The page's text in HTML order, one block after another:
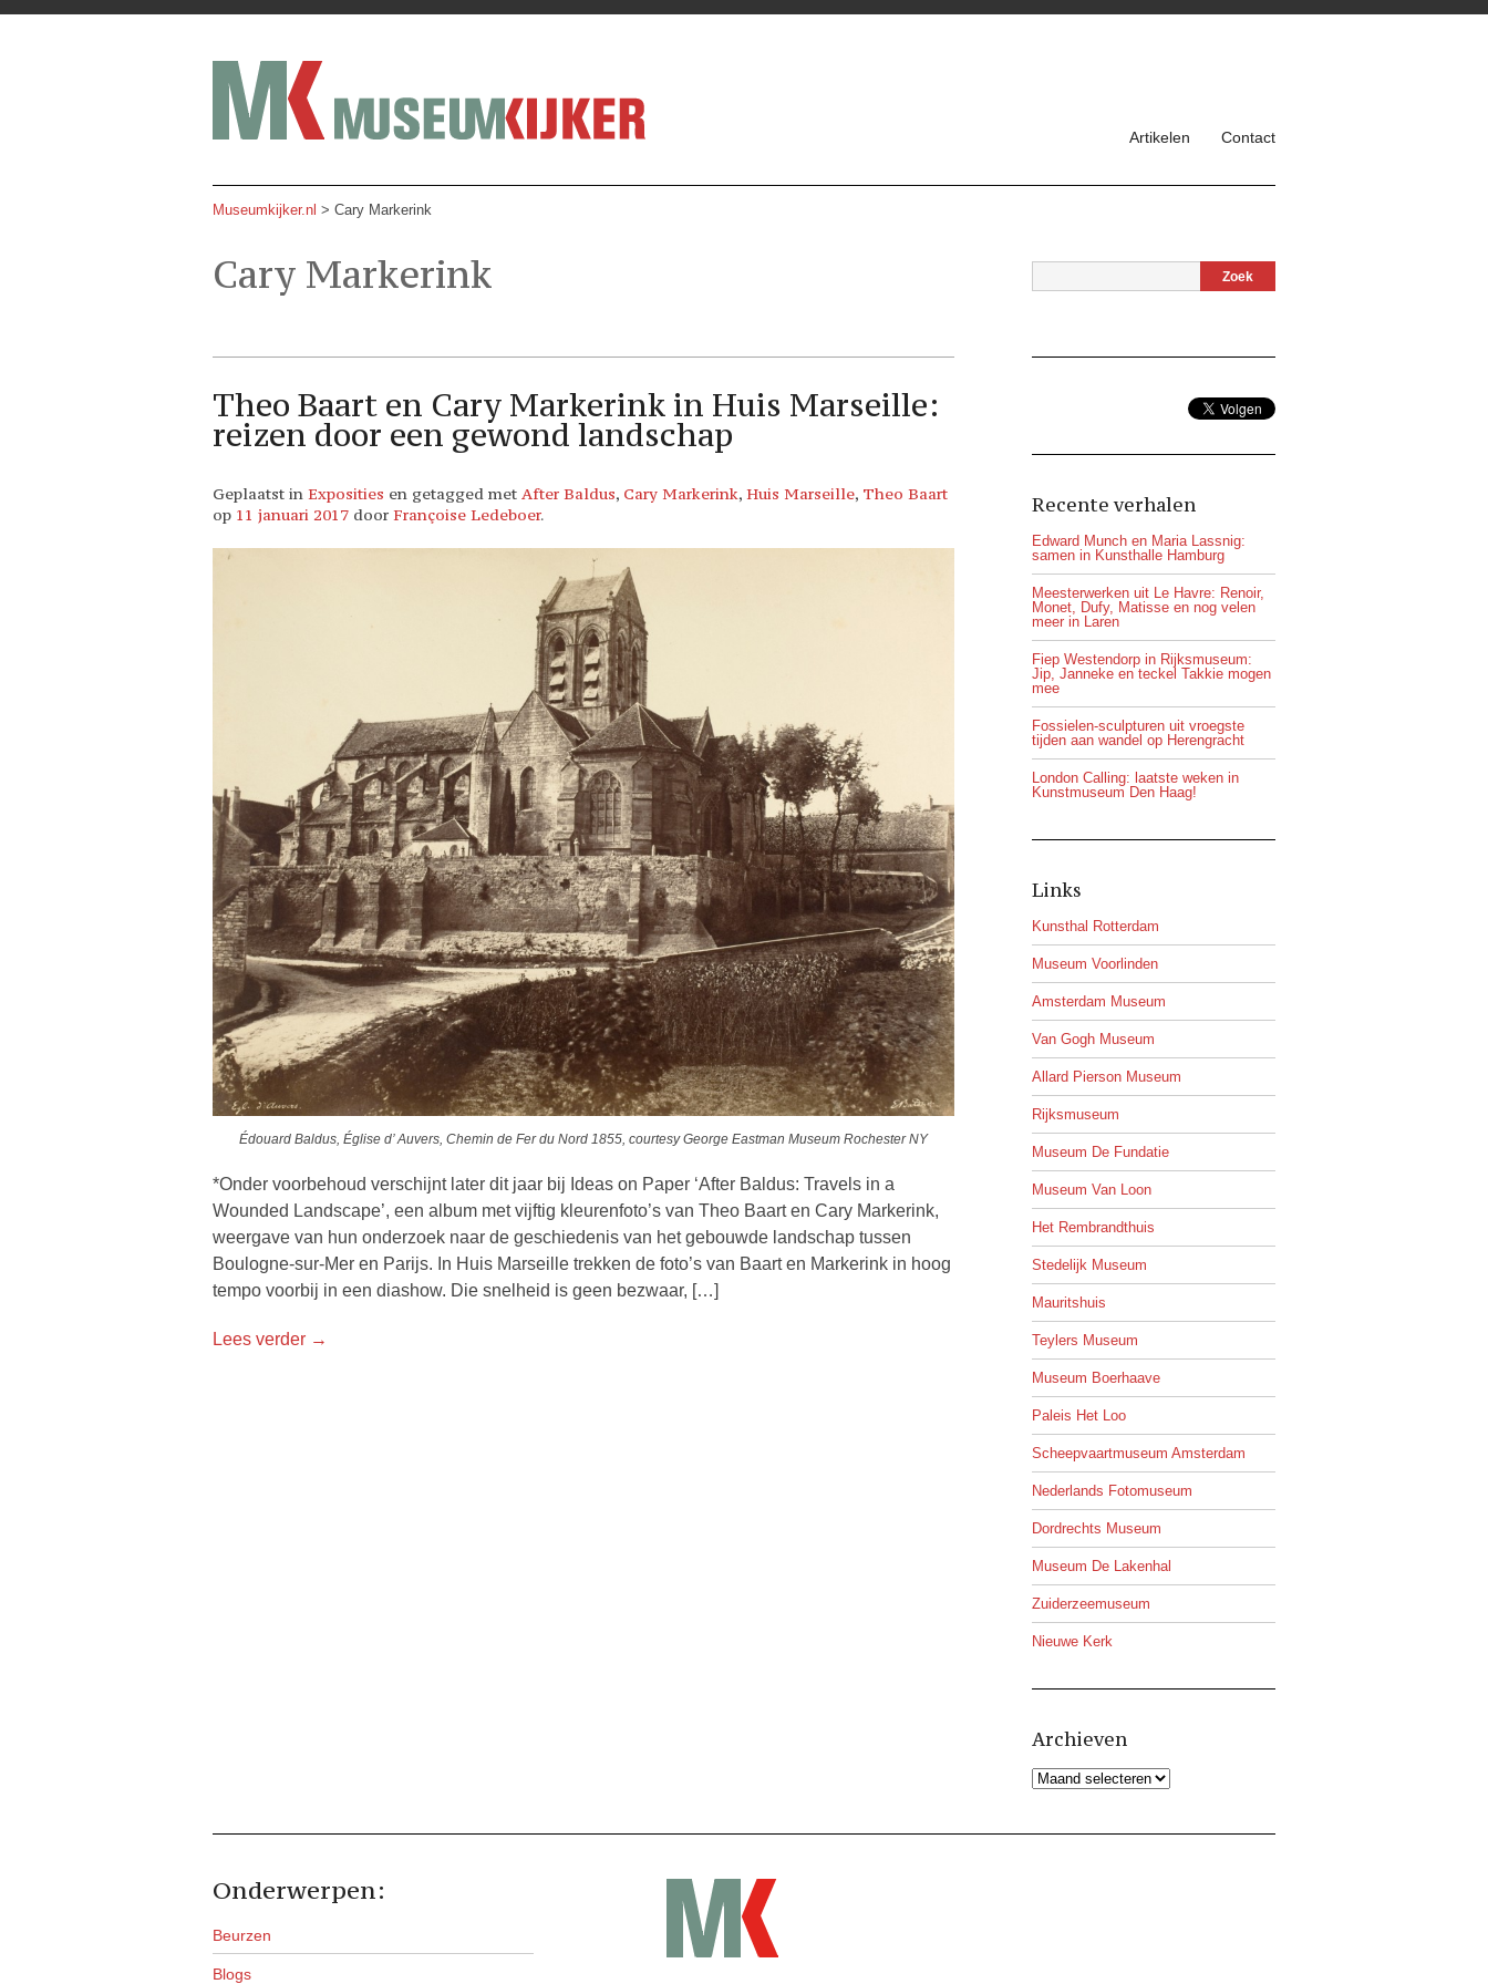
Artikelen Contact
Museumkijker.nl > Cary Markerink
Cary Markerink
Theo Baart en Cary Markerink in Huis Marseille:
reizen door een gewond landschap
Geplaatst in Exposities en getagged met After Baldus, Cary Markerink, Huis Marseille, Theo Baart
op 11 januari 2017 door Françoise Ledeboer.
Édouard Baldus, Église d’ Auvers, Chemin de Fer du Nord 1855, courtesy George Eastman Museum Rochester NY
*Onder voorbehoud verschijnt later dit jaar bij Ideas on Paper ‘After Baldus: Travels in a
Wounded Landscape’, een album met vijftig kleurenfoto’s van Theo Baart en Cary Markerink,
weergave van hun onderzoek naar de geschiedenis van het gebouwde landschap tussen
Boulogne-sur-Mer en Parijs. In Huis Marseille trekken de foto’s van Baart en Markerink in hoog
tempo voorbij in een diashow. Die snelheid is geen bezwaar, […]
Lees verder →
Recente verhalen
Edward Munch en Maria Lassnig:
samen in Kunsthalle Hamburg
Meesterwerken uit Le Havre: Renoir,
Monet, Dufy, Matisse en nog velen
meer in Laren
Fiep Westendorp in Rijksmuseum:
Jip, Janneke en teckel Takkie mogen
mee
Fossielen-sculpturen uit vroegste
tijden aan wandel op Herengracht
London Calling: laatste weken in
Kunstmuseum Den Haag!
Links
Kunsthal Rotterdam
Museum Voorlinden
Amsterdam Museum
Van Gogh Museum
Allard Pierson Museum
Rijksmuseum
Museum De Fundatie
Museum Van Loon
Het Rembrandthuis
Stedelijk Museum
Mauritshuis
Teylers Museum
Museum Boerhaave
Paleis Het Loo
Scheepvaartmuseum Amsterdam
Nederlands Fotomuseum
Dordrechts Museum
Museum De Lakenhal
Zuiderzeemuseum
Nieuwe Kerk
Archieven
Archieven
Onderwerpen:
Beurzen
Blogs